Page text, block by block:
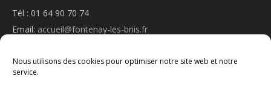
Nous utilisons des cookies pour optimiser notre site web et notre
service.
Tél : 01 64 90 70 74
Email: accueil@fontenay-les-briis.fr